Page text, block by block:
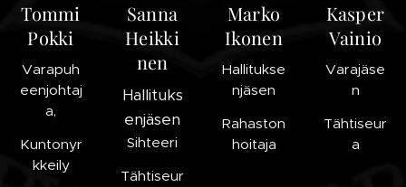
Tommi
Pokki
Varapuh
eenjohtaj
a,
Kuntonyr
kkeily
Sanna
Heikki
nen
Hallituks
enjäsen
Sihteeri
Tähtiseur
Marko
Ikonen
Hallitukse
njäsen
Rahaston
hoitaja
Kasper
Vainio
Varajäse
n
Tähtiseur
a